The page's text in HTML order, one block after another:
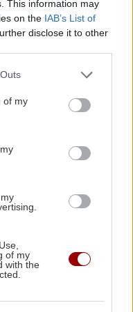
This information may
on the IAB’s List of
disclose it to other
of my
of my
with the
2026
Μεγάλη
στη Χίο - Πήρε
έδρας στα
2026
στο χωράφι
Ενας τραυματίας
2026